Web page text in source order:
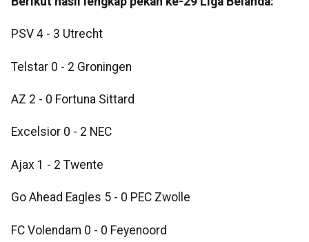
PSV 4 - 3 Utrecht
Telstar 0 - 2 Groningen
AZ 2 - 0 Fortuna Sittard
Excelsior 0 - 2 NEC
Ajax 1 - 2 Twente
Go Ahead Eagles 5 - 0 PEC Zwolle
FC Volendam 0 - 0 Feyenoord